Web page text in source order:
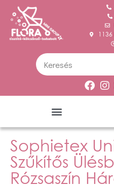
Sophietex
Szűkítős
Rózsaszín